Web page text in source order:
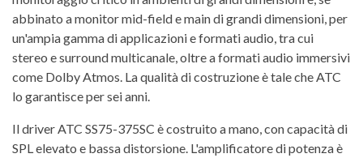
abbinato a monitor mid-field e main di grandi dimensioni, per
un'ampia gamma di applicazioni e formati audio, tra cui
stereo e surround multicanale, oltre a formati audio immersivi
come Dolby Atmos. La qualità di costruzione è tale che ATC
lo garantisce per sei anni.
Il driver ATC SS75-375SC è costruito a mano, con capacità di
SPL elevato e bassa distorsione. L'amplificatore di potenza è